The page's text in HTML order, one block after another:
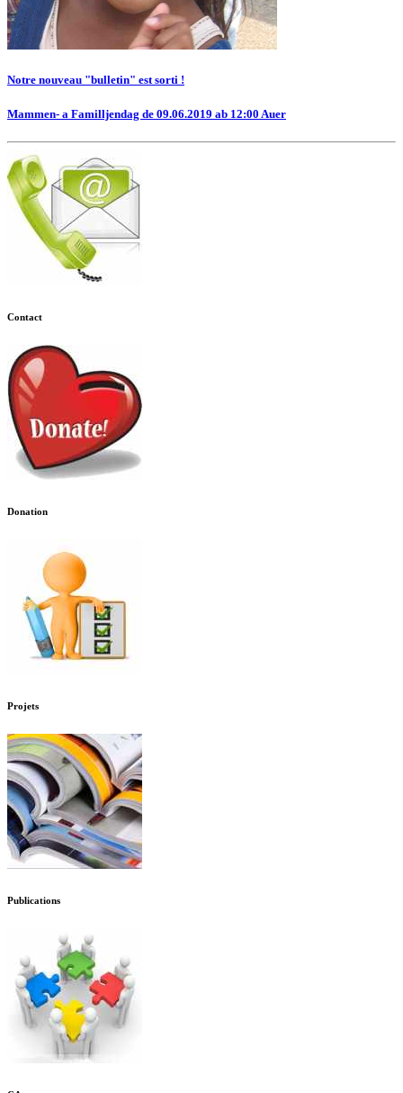
Notre nouveau "bulletin" est sorti !
Mammen- a Familljendag de 09.06.2019 ab 12:00 Auer
Contact
Donation
Projets
Publications